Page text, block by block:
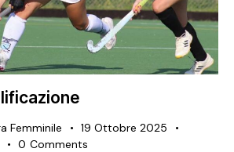
Femminile
19 Ottobre 2025
0 Comments